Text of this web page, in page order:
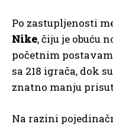
Po zastupljenosti
Nike, čiju je obuću
početnim
sa 218 igrača, dok
znatno manju
Na razini